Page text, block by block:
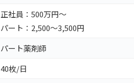
正社員：500万円～
パート：2,500～3,500円
パート薬剤師
40枚/日